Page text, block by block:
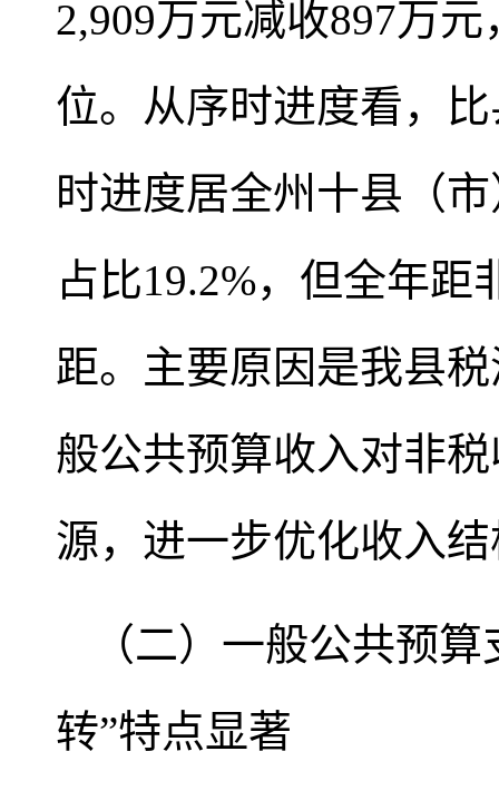
2,909万元减收897万
位。从序时进度看，
时进度居全州十县（
占比19.2%，但全年
距。主要原因是我县
般公共预算收入对非
源，进一步优化收入
（二）一般公共预
转”特点显著